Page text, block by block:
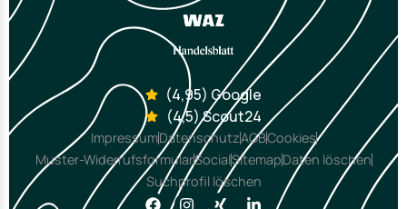
(4,95) Google
(4,5) Scout24
ImpressumDatenschutzAGBCookies
Muster-WiderrufsformularSocialSitemapDaten löschen
Suchprofil löschen